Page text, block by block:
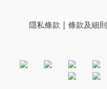
隱私條款 | 條款及細則